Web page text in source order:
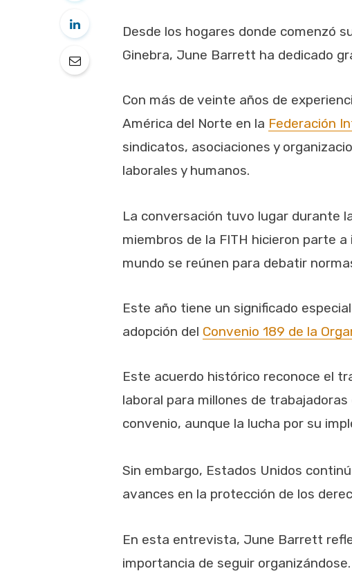
Desde los hogares donde comenzó
Ginebra, June Barrett ha dedicado
Con más de veinte años de
América del Norte en la Federación
sindicatos, asociaciones y
laborales y humanos.
La conversación tuvo lugar durante
miembros de la FITH hicieron parte
mundo se reúnen para debatir
Este año tiene un significado
adopción del Convenio 189 de la
Este acuerdo histórico reconoce el
laboral para millones de
convenio, aunque la lucha por su
Sin embargo, Estados Unidos
avances en la protección de los
En esta entrevista, June Barrett
importancia de seguir organizándose.